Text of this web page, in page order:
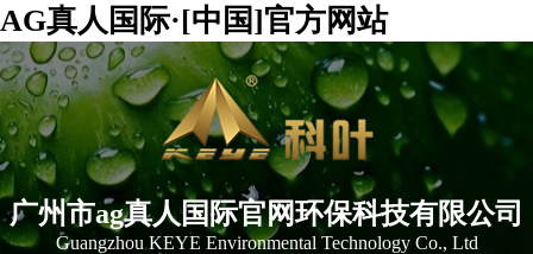
AG真人国际·[中国]官方网站
广州市ag真人国际官网环保科技有限公司
Guangzhou KEYE Environmental Technology Co., Ltd